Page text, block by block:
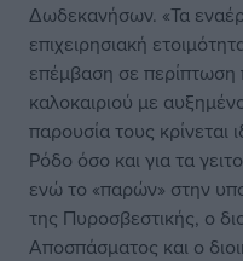
Δωδεκανήσων. «Τα
επιχειρησιακή
επέμβαση σε περίπτωση
καλοκαιριού με
παρουσία τους κρίνεται
Ρόδο όσο και για τα
ενώ το «παρών» στην
της Πυροσβεστικής, ο
Αποσπάσματος και ο